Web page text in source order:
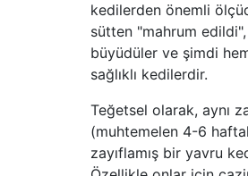
kedilerden önemli
sütten "mahrum
büyüdüler ve şimdi
sağlıklı kedilerdir.
Teğetsel olarak, aynı
(muhtemelen 4-6
zayıflamış bir yavru